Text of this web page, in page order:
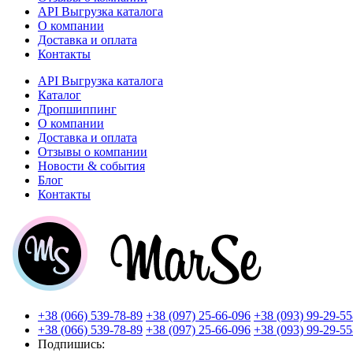
API Выгрузка каталога
О компании
Доставка и оплата
Контакты
API Выгрузка каталога
Каталог
Дропшиппинг
О компании
Доставка и оплата
Отзывы о компании
Новости & события
Блог
Контакты
+38 (066) 539-78-89 +38 (097) 25-66-096 +38 (093) 99-29-
+38 (066) 539-78-89 +38 (097) 25-66-096 +38 (093) 99-29-
Подпишись: